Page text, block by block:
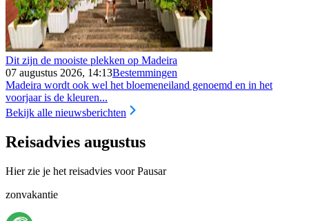
Dit zijn de mooiste plekken op Madeira
07 augustus 2026, 14:13Bestemmingen
Madeira wordt ook wel het bloemeneiland genoemd en in het
voorjaar is de kleuren...
Bekijk alle nieuwsberichten
Reisadvies augustus
Hier zie je het reisadvies voor Pausar
zonvakantie